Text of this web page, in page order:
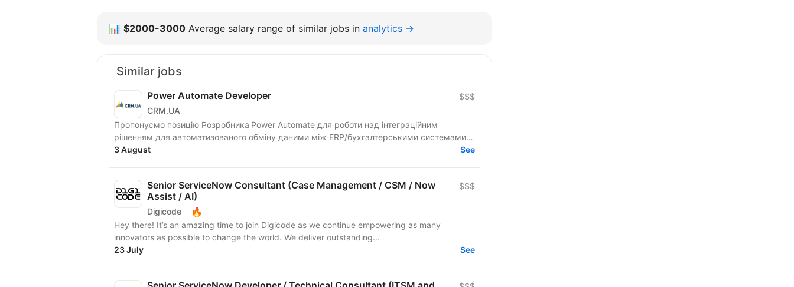
📊 $2000-3000 Average salary range of similar jobs in analytics →
Similar jobs
Power Automate Developer
CRM.UA
$$$
Пропонуємо позицію Розробника Power Automate для роботи над інтеграційним
рішенням для автоматизованого обміну даними між ERP/бухгалтерськими системами
та...
3 August See
Senior ServiceNow Consultant (Case Management / CSM / Now
Assist / AI)
Digicode 🔥
$$$
Hey there! It’s an amazing time to join Digicode as we continue empowering as many
innovators as possible to change the world. We deliver outstanding...
23 July
See